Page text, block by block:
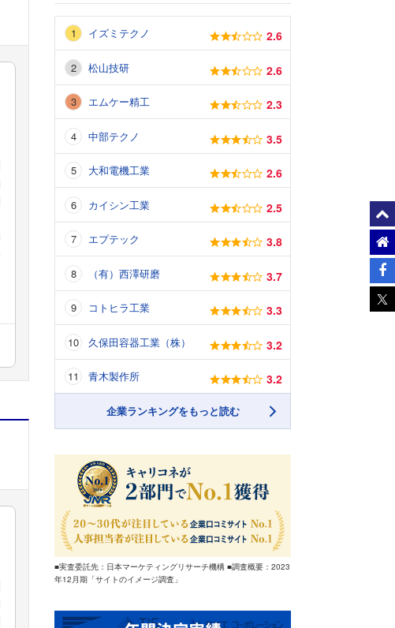
イズミテクノ 2.6
松山技研 2.6
エムケー精工 2.3
中部テクノ 3.5
大和電機工業 2.6
カイシン工業 2.5
エプテック 3.8
（有）西澤研磨 3.7
コトヒラ工業 3.3
久保田容器工業（株） 3.2
青木製作所 3.2
企業ランキングをもっと読む
■実査委託先：日本マーケティングリサーチ機構 ■調査概要：2023
年12月期「サイトのイメージ調査」